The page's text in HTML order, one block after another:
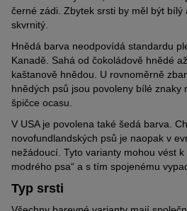
černé zádi. Zbytek srsti by měl být bílý
skvrnitý.
Hnědá barva neodpovídá standardu
Kanadě. Sahá od čokoládově hnědé
kaštanově hnědou. U rovnoměrně
hnědých psů jsou povoleny bílé znaky
špičce ocasu.
V USA je povolena také šedá barva.
novofundlandských psů je naopak v
nežádoucí. Tyto varianty mohou vést
modrého psa“ a s tím spojenému
Typ srsti